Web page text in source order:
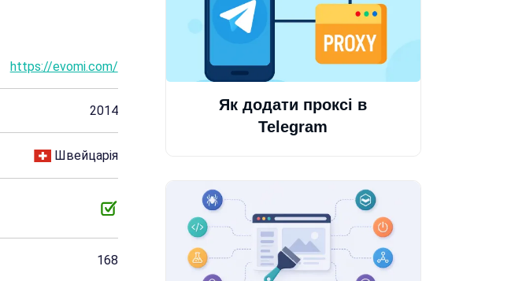
https://evomi.com/
2014
Швейцарія
168
Як додати проксі в
Telegram